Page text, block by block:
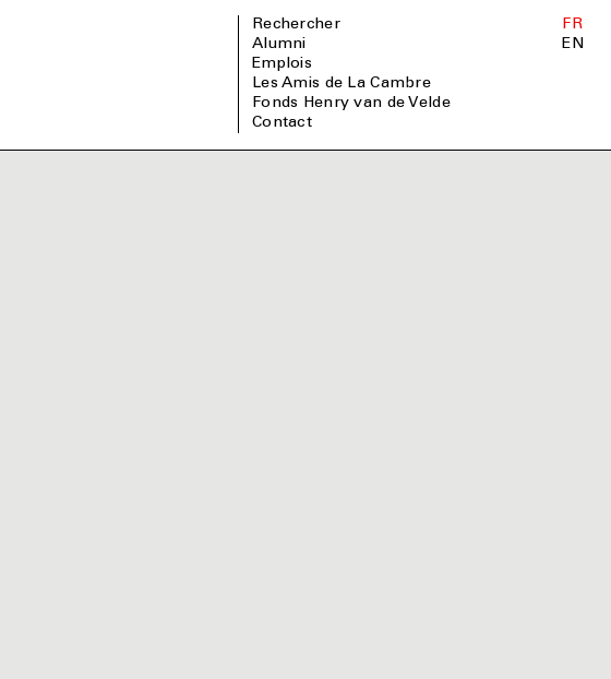
Rechercher
Alumni
Emplois
Les Amis de La Cambre
Fonds Henry van de Velde
Contact
FR
EN